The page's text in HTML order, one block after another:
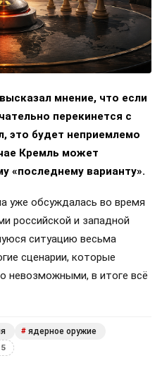
мнение, что если
перекинется с
это будет неприемлемо
Кремль может
«последнему варианту».
уже обсуждалась во время
российской и западной
ситуацию весьма
сценарии, которые
невозможными, в итоге всё
# ядерное оружие